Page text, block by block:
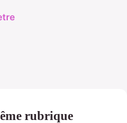
rubrique